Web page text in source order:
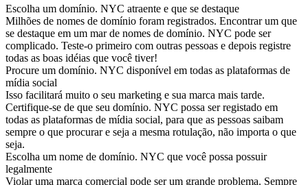
Escolha um domínio. NYC atraente e que se destaque
Milhões de nomes de domínio foram registrados. Encontrar um que
se destaque em um mar de nomes de domínio. NYC pode ser
complicado. Teste-o primeiro com outras pessoas e depois registre
todas as boas idéias que você tiver!
Procure um domínio. NYC disponível em todas as plataformas de
mídia social
Isso facilitará muito o seu marketing e sua marca mais tarde.
Certifique-se de que seu domínio. NYC possa ser registado em
todas as plataformas de mídia social, para que as pessoas saibam
sempre o que procurar e seja a mesma rotulação, não importa o que
seja.
Escolha um nome de domínio. NYC que você possa possuir
legalmente
Violar uma marca comercial pode ser um grande problema. Sempre